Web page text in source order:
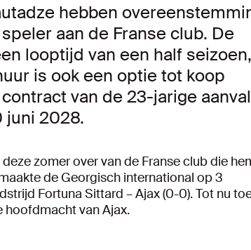
hebben
aan de Franse club. De
looptijd van een half
is ook een optie tot koop
van de 23-jarige
juni 2028.
zomer over van de Franse club die
de Georgisch international op 3
Fortuna Sittard – Ajax (0-0). Tot nu
hoofdmacht van Ajax.